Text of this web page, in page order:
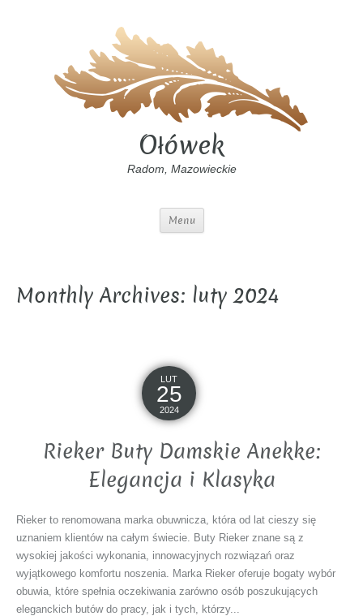
Ołówek
Radom, Mazowieckie
Menu
Monthly Archives: luty 2024
LUT
25
2024
Rieker Buty Damskie Anekke:
Elegancja i Klasyka
Rieker to renomowana marka obuwnicza, która od lat cieszy się
uznaniem klientów na całym świecie. Buty Rieker znane są z
wysokiej jakości wykonania, innowacyjnych rozwiązań oraz
wyjątkowego komfortu noszenia. Marka Rieker oferuje bogaty wybór
obuwia, które spełnia oczekiwania zarówno osób poszukujących
eleganckich butów do pracy, jak i tych, którzy...